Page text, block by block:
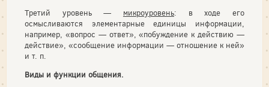
Третий уровень — микроуровень: в ходе его
осмысливаются элементарные единицы информации,
например, «вопрос — ответ», «побуждение к действию —
действие», «сообщение информации — отношение к ней»
и т. п.
Виды и функции общения.